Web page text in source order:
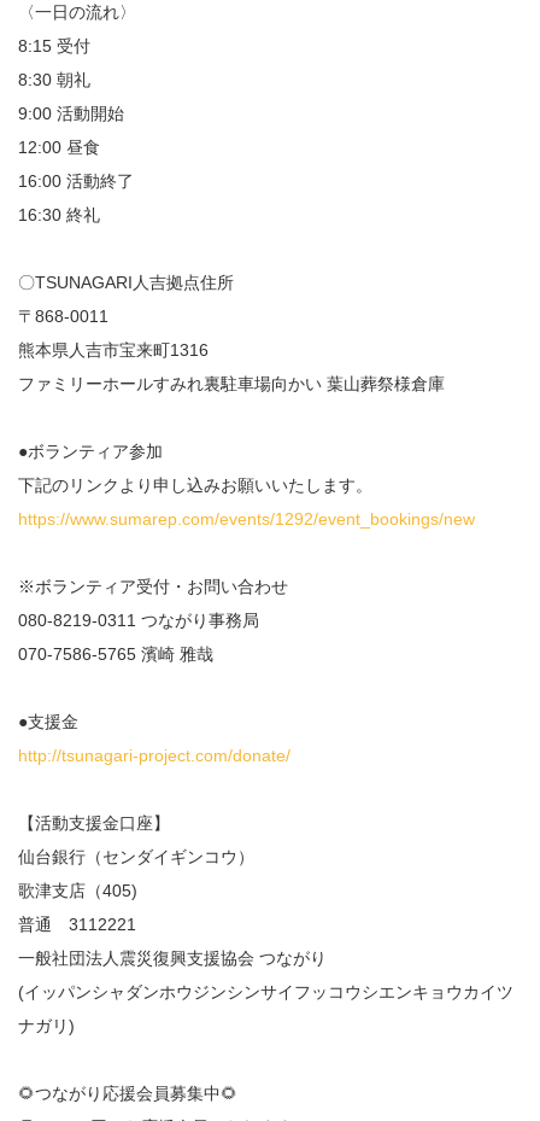
〈一日の流れ〉
8:15 受付
8:30 朝礼
9:00 活動開始
12:00 昼食
16:00 活動終了
16:30 終礼
〇TSUNAGARI人吉拠点住所
〒868-0011
熊本県人吉市宝来町1316
ファミリーホールすみれ裏駐車場向かい 葉山葬祭様倉庫
●ボランティア参加
下記のリンクより申し込みお願いいたします。
https://www.sumarep.com/events/1292/event_bookings/new
※ボランティア受付・お問い合わせ
080-8219-0311 つながり事務局
070-7586-5765 濱崎 雅哉
●支援金
http://tsunagari-project.com/donate/
【活動支援金口座】
仙台銀行（センダイギンコウ）
歌津支店（405)
普通 3112221
一般社団法人震災復興支援協会 つながり
(イッパンシャダンホウジンシンサイフッコウシエンキョウカイツ
ナガリ)
🌻つながり応援会員募集中🌻